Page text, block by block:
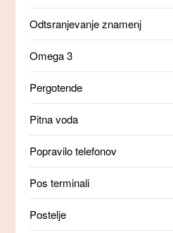
Odtsranjevanje znamenj
Omega 3
Pergotende
Pitna voda
Popravilo telefonov
Pos terminali
Postelje